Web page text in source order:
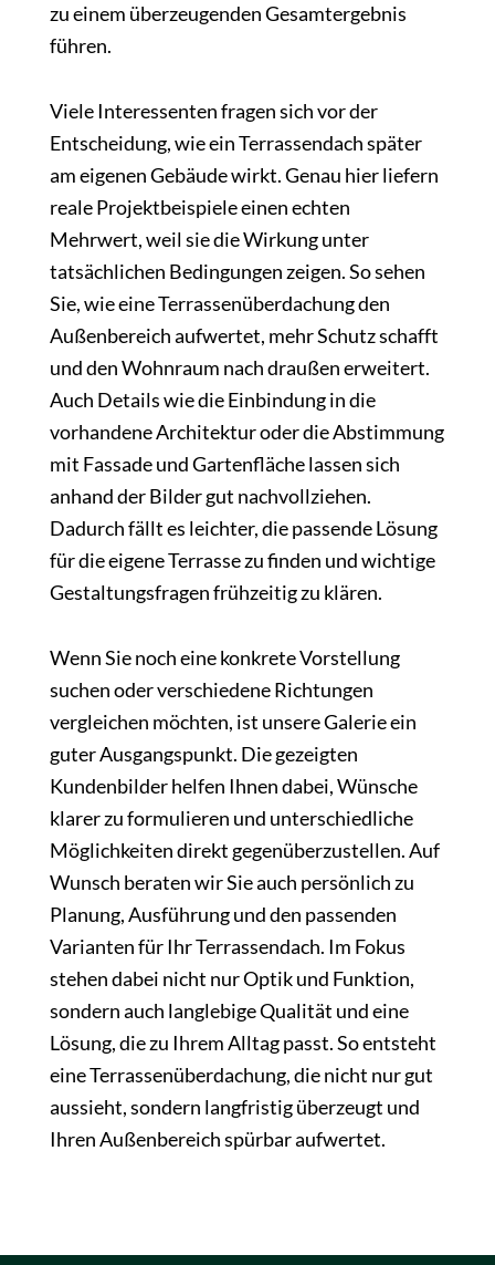
zu einem überzeugenden Gesamtergebnis
führen.
Viele Interessenten fragen sich vor der
Entscheidung, wie ein Terrassendach später
am eigenen Gebäude wirkt. Genau hier liefern
reale Projektbeispiele einen echten
Mehrwert, weil sie die Wirkung unter
tatsächlichen Bedingungen zeigen. So sehen
Sie, wie eine Terrassenüberdachung den
Außenbereich aufwertet, mehr Schutz schafft
und den Wohnraum nach draußen erweitert.
Auch Details wie die Einbindung in die
vorhandene Architektur oder die Abstimmung
mit Fassade und Gartenfläche lassen sich
anhand der Bilder gut nachvollziehen.
Dadurch fällt es leichter, die passende Lösung
für die eigene Terrasse zu finden und wichtige
Gestaltungsfragen frühzeitig zu klären.
Wenn Sie noch eine konkrete Vorstellung
suchen oder verschiedene Richtungen
vergleichen möchten, ist unsere Galerie ein
guter Ausgangspunkt. Die gezeigten
Kundenbilder helfen Ihnen dabei, Wünsche
klarer zu formulieren und unterschiedliche
Möglichkeiten direkt gegenüberzustellen. Auf
Wunsch beraten wir Sie auch persönlich zu
Planung, Ausführung und den passenden
Varianten für Ihr Terrassendach. Im Fokus
stehen dabei nicht nur Optik und Funktion,
sondern auch langlebige Qualität und eine
Lösung, die zu Ihrem Alltag passt. So entsteht
eine Terrassenüberdachung, die nicht nur gut
aussieht, sondern langfristig überzeugt und
Ihren Außenbereich spürbar aufwertet.